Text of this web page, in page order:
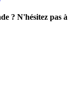
? N'hésitez pas à